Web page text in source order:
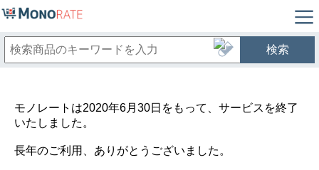
検索
モノレートは2020年6月30日をもって、サービスを終了
いたしました。
長年のご利用、ありがとうございました。